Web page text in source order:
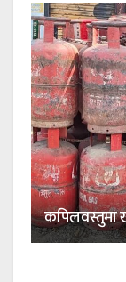
कपिलवस्तुमा